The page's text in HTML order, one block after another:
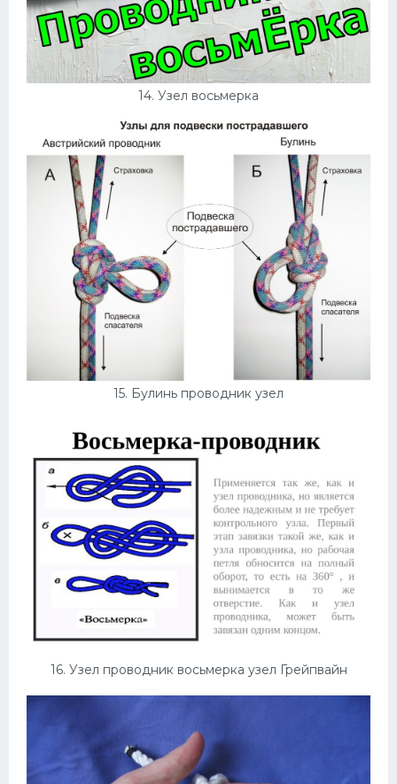
14. Узел восьмерка
15. Булинь проводник узел
16. Узел проводник восьмерка узел Грейпвайн